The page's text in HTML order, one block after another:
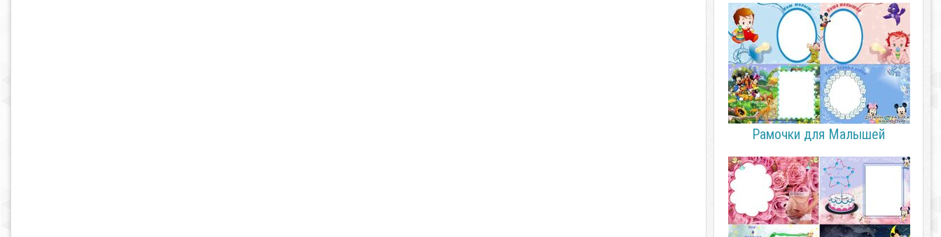
Рамочки для Малышей